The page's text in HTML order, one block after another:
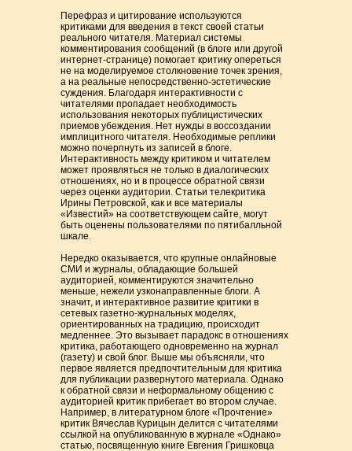
Перефраз и цитирование используются
критиками для введения в текст своей cтатьи
реального читателя. Материал системы
комментирования сообщений (в блоге или другой
интернет-странице) помогает критику опереться
не на моделируемое столкновение точек зрения,
а на реальные непосредственно-эстетические
суждения. Благодаря интерактивности с
читателями пропадает необходимость
использования некоторых публицистических
приемов убеждения. Нет нужды в воссоздании
имплицитного читателя. Необходимые реплики
можно почерпнуть из записей в блоге.
Интерактивность между критиком и читателем
может проявляться не только в диалогических
отношениях, но и в процессе обратной связи
через оценки аудитории. Статьи телекритика
Ирины Петровской, как и все материалы
«Известий» на соответствующем сайте, могут
быть оценены пользователями по пятибалльной
шкале.
Нередко оказывается, что крупные онлайновые
СМИ и журналы, обладающие большей
аудиторией, комментируются значительно
меньше, нежели узконаправленные блоги. А
значит, и интерактивное развитие критики в
сетевых газетно-журнальных моделях,
ориентированных на традицию, происходит
медленнее. Это вызывает парадокс в отношениях
критика, работающего одновременно на журнал
(газету) и свой блог. Выше мы объясняли, что
первое является предпочтительным для критика
для публикации развернутого материала. Однако
к обратной связи и неформальному общению с
аудиторией критик прибегает во втором случае.
Например, в литературном блоге «Прочтение»
критик Вячеслав Курицын делится с читателями
ссылкой на опубликованную в журнале «Однако»
статью, посвященную книге Евгения Гришковца